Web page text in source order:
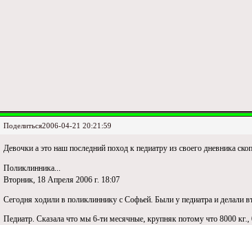
Поделиться2006-04-21 20:21:59
Девочки а это наш последний поход к педиатру из своего дневника
Поликлинника...
Вторник, 18 Апреля 2006 г. 18:07
Сегодня ходили в поликлиннику с Софьей. Были у педиатра и делали
Педиатр. Сказала что мы 6-ти месячные, крупняк потому что 8000